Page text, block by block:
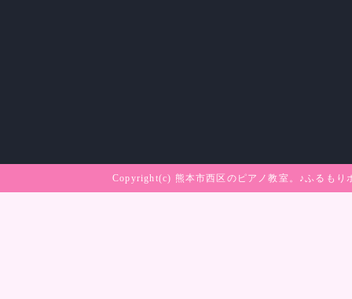
Copyright(c) 熊本市西区のピアノ教室。♪ふるも